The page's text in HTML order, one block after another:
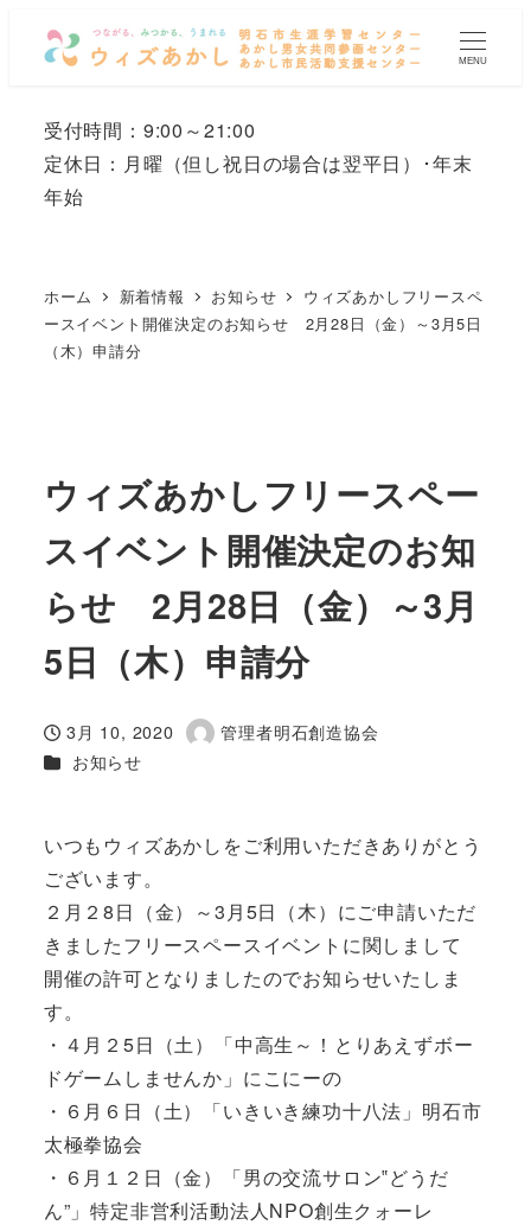
MENU
受付時間：9:00～21:00
定休日：月曜 （但し祝日の場合は翌平日）
･年末
年始
ホーム 新着情報 お知らせ
ウィズあかしフリースペ
ースイベント開催決定のお知らせ 2月28日（金）～3月5日
（木）申請分
ウィズあかしフリースペー
スイベント開催決定のお知
らせ 2月28日（金）～3月
5日（木）申請分
投稿日
3月 10, 2020
著
管理者明石創造協会
カテゴリー
お知らせ
いつもウィズあかしをご利用いただきありがとう
ございます。
２月２8日（金）～3月5日（木）にご申請いただ
きましたフリースペースイベントに関しまして
開催の許可となりましたのでお知らせいたしま
す。
・４月２5日（土）「中高生～！とりあえずボー
ドゲームしませんか」にこにーの
・６月６日（土）「いきいき練功十八法」明石市
太極拳協会
・６月１２日（金）「男の交流サロン‟どうだ
ん”」特定非営利活動法人NPO創生クォーレ